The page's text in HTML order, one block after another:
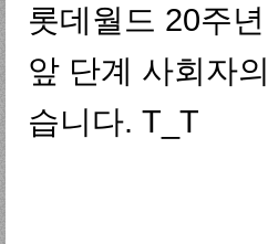
롯데월드 20주
앞 단계 사회자
습니다. T_T